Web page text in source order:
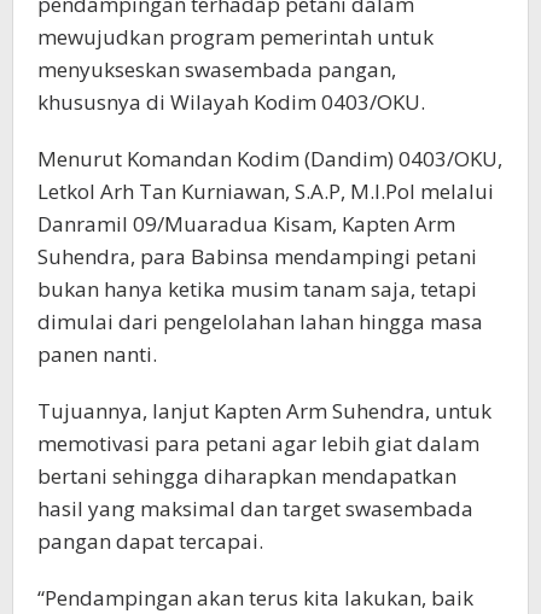
mewujudkan program pemerintah untuk
menyukseskan swasembada pangan,
khususnya di Wilayah Kodim 0403/OKU.
Menurut Komandan Kodim (Dandim) 0403/OKU,
Letkol Arh Tan Kurniawan, S.A.P, M.I.Pol melalui
Danramil 09/Muaradua Kisam, Kapten Arm
Suhendra, para Babinsa mendampingi petani
bukan hanya ketika musim tanam saja, tetapi
dimulai dari pengelolahan lahan hingga masa
panen nanti.
Tujuannya, lanjut Kapten Arm Suhendra, untuk
memotivasi para petani agar lebih giat dalam
bertani sehingga diharapkan mendapatkan
hasil yang maksimal dan target swasembada
pangan dapat tercapai.
“Pendampingan akan terus kita lakukan, baik